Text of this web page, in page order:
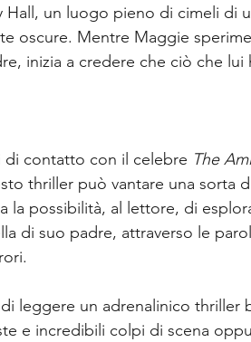
Hall, un luogo pieno di cimeli di
oscure. Mentre Maggie
inizia a credere che ciò che lui
di contatto con il celebre The
thriller può vantare una sorta
la possibilità, al lettore, di
di suo padre, attraverso le
leggere un adrenalinico thriller
e incredibili colpi di scena